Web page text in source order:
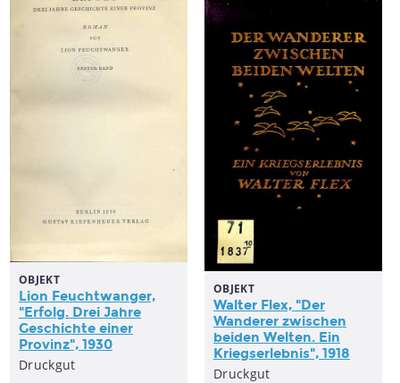
OBJEKT
Lion Feuchtwanger,
"Erfolg. Drei Jahre
Geschichte einer
Provinz", 1930
Druckgut
OBJEKT
Walter Flex, "Der
Wanderer zwischen
beiden Welten. Ein
Kriegserlebnis", 1918
Druckgut